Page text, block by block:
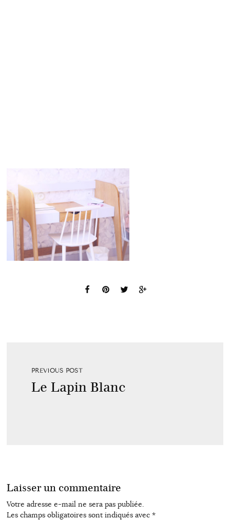
PREVIOUS POST
Le Lapin Blanc
Laisser un commentaire
Votre adresse e-mail ne sera pas publiée.
Les champs obligatoires sont indiqués avec *